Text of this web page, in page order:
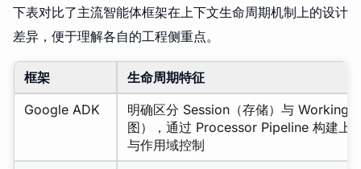
下表对比了主流智能体框架在上下文生命周期机制上的设计
差异，便于理解各自的工程侧重点。
框架
生命周期特征
Google ADK
明确区分 Session（存储）与 Working
图），通过 Processor Pipeline 构建上
与作用域控制